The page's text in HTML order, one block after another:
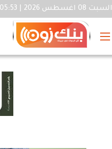
السبت 08 اغسطس 2026 | 05:53 صباحاً